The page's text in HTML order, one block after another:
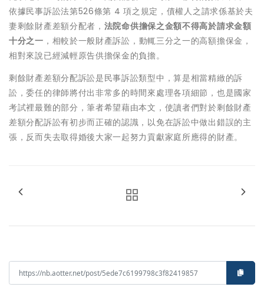
依據民事訴訟法第526條第 4 項之規定，債權人之請求係基於夫
妻剩餘財產差額分配者， 法院命供擔保之金額不得高於請求金額
十分之一 ，相較於一般財產訴訟，動輒三分之一的高額擔保金，
相對來說已經減輕原告供擔保金的負擔。
剩餘財產差額分配訴訟是民事訴訟類型中，算是相當精緻的訴
訟，委任的律師將付出非常多的時間來處理各項細節，也是國家
考試裡最難的部分，筆者希望藉由本文，使讀者們對於剩餘財產
差額分配訴訟有初步而正確的認識，以免在訴訟中做出錯誤的主
張，反而失去取得婚後大家一起努力貢獻家庭所應得的財產。